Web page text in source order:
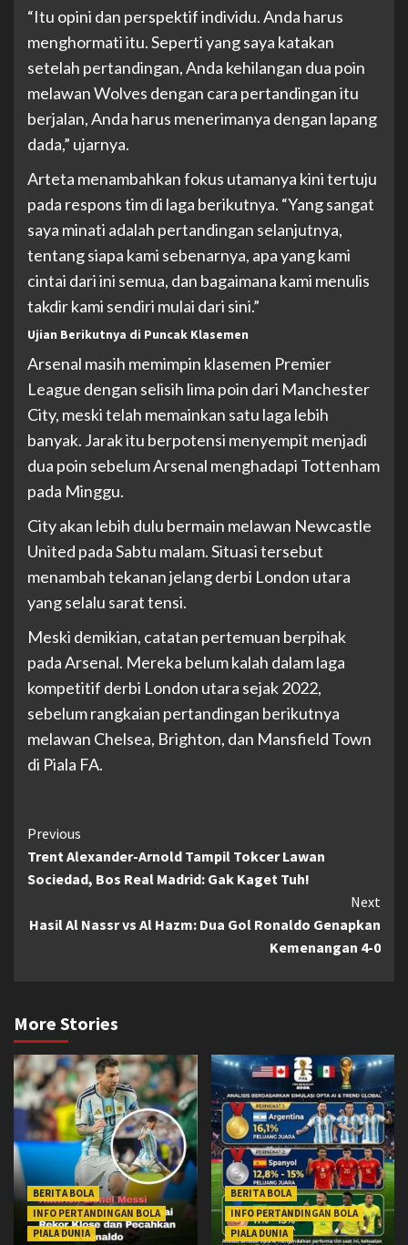
“Itu opini dan perspektif individu. Anda harus
menghormati itu. Seperti yang saya katakan
setelah pertandingan, Anda kehilangan dua poin
melawan Wolves dengan cara pertandingan itu
berjalan, Anda harus menerimanya dengan lapang
dada,” ujarnya.
Arteta menambahkan fokus utamanya kini tertuju
pada respons tim di laga berikutnya. “Yang sangat
saya minati adalah pertandingan selanjutnya,
tentang siapa kami sebenarnya, apa yang kami
cintai dari ini semua, dan bagaimana kami menulis
takdir kami sendiri mulai dari sini.”
Ujian Berikutnya di Puncak Klasemen
Arsenal masih memimpin klasemen Premier
League dengan selisih lima poin dari Manchester
City, meski telah memainkan satu laga lebih
banyak. Jarak itu berpotensi menyempit menjadi
dua poin sebelum Arsenal menghadapi Tottenham
pada Minggu.
City akan lebih dulu bermain melawan Newcastle
United pada Sabtu malam. Situasi tersebut
menambah tekanan jelang derbi London utara
yang selalu sarat tensi.
Meski demikian, catatan pertemuan berpihak
pada Arsenal. Mereka belum kalah dalam laga
kompetitif derbi London utara sejak 2022,
sebelum rangkaian pertandingan berikutnya
melawan Chelsea, Brighton, dan Mansfield Town
di Piala FA.
Continue
Reading
Previous
Trent Alexander-Arnold Tampil Tokcer Lawan
Sociedad, Bos Real Madrid: Gak Kaget Tuh!
Next
Hasil Al Nassr vs Al Hazm: Dua Gol Ronaldo Genapkan
Kemenangan 4-0
More Stories
BERITA BOLA
INFO PERTANDINGAN BOLA
PIALA DUNIA
BERITA BOLA
INFO PERTANDINGAN BOLA
PIALA DUNIA